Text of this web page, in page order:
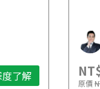
了解 原價